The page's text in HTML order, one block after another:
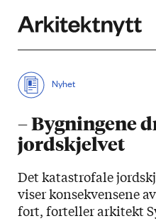
Nyhet
– Bygningene
jordskjelvet
Det katastrofale
viser konsekvensene
fort, forteller arkitekt